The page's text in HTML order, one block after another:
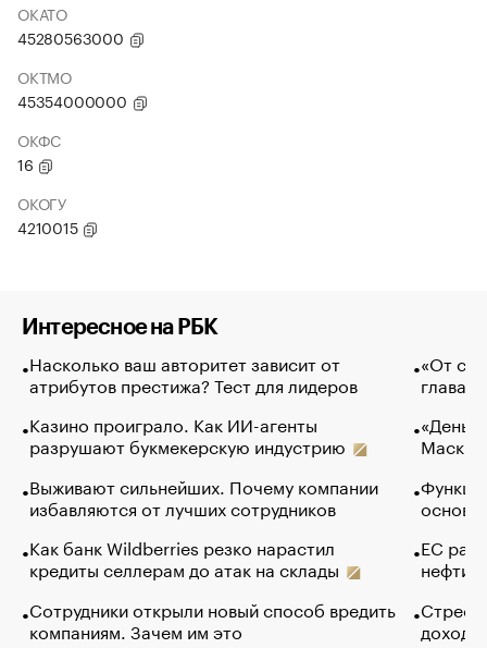
ОКАТО
45280563000
ОКТМО
45354000000
ОКФС
16
ОКОГУ
4210015
Интересное на РБК
Насколько ваш авторитет зависит от
атрибутов престижа? Тест для лидеров
Казино проиграло. Как ИИ-агенты
разрушают букмекерскую индустрию
Выживают сильнейших. Почему компании
избавляются от лучших сотрудников
Как банк Wildberries резко нарастил
кредиты селлерам до атак на склады
Сотрудники открыли новый способ вредить
компаниям. Зачем им это
«От
глава
Маск в
основ
ЕС
нефти